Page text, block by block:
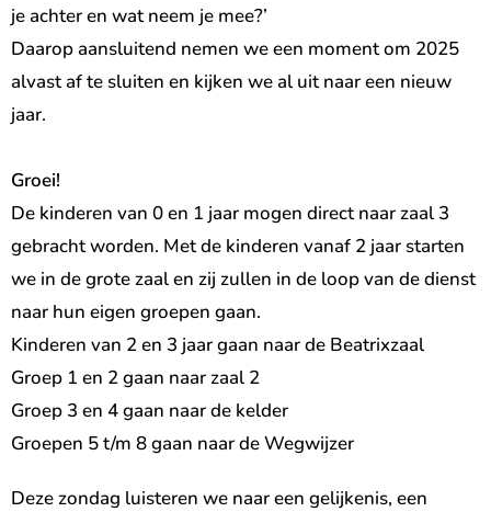
je achter en wat neem je mee?’
Daarop aansluitend nemen we een moment om 2025
alvast af te sluiten en kijken we al uit naar een nieuw
jaar.
Groei!
De kinderen van 0 en 1 jaar mogen direct naar zaal 3
gebracht worden. Met de kinderen vanaf 2 jaar starten
we in de grote zaal en zij zullen in de loop van de dienst
naar hun eigen groepen gaan.
Kinderen van 2 en 3 jaar gaan naar de Beatrixzaal
Groep 1 en 2 gaan naar zaal 2
Groep 3 en 4 gaan naar de kelder
Groepen 5 t/m 8 gaan naar de Wegwijzer
Deze zondag luisteren we naar een gelijkenis, een